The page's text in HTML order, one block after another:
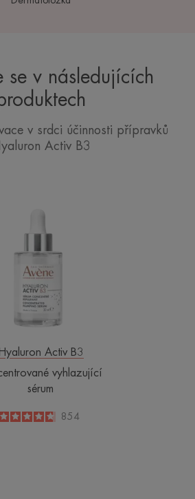
se v následujících
v srdci účinnosti přípravků
Activ B3
sérum
Hyaluron Activ B3
vyhlazující
sérum
4.7
/
5
854